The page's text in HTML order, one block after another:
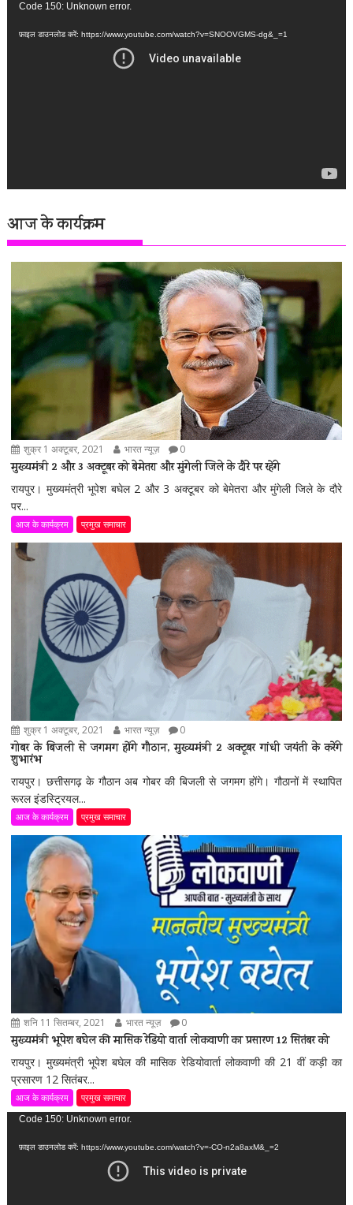
वीडियो
Code 150: Unknown error.
फ़ाइल डाउनलोड करें: https://www.youtube.com/watch?v=SNOOVGMS-dg&_=1
आज के कार्यक्रम
शुक्र 1 अक्टूबर, 2021 भारत न्यूज़ 0
मुख्यमंत्री 2 और 3 अक्टूबर को बेमेतरा और मुंगेली जिले के दौरे पर रहेंगे
रायपुर। मुख्यमंत्री भूपेश बघेल 2 और 3 अक्टूबर को बेमेतरा और मुंगेली जिले के दौरे
पर...
आज के कार्यक्रम प्रमुख समाचार
शुक्र 1 अक्टूबर, 2021 भारत न्यूज़ 0
गोबर के बिजली से जगमग होंगे गौठान, मुख्यमंत्री 2 अक्टूबर गांधी जयंती के करेंगे
शुभारंभ
रायपुर। छत्तीसगढ़ के गौठान अब गोबर की बिजली से जगमग होंगे। गौठानों में स्थापित
रूरल इंडस्ट्रियल...
आज के कार्यक्रम प्रमुख समाचार
शनि 11 सितम्बर, 2021 भारत न्यूज़ 0
मुख्यमंत्री भूपेश बघेल की मासिक रेडियो वार्ता लोकवाणी का प्रसारण 12 सितंबर को
रायपुर। मुख्यमंत्री भूपेश बघेल की मासिक रेडियोवार्ता लोकवाणी की 21 वीं कड़ी का
प्रसारण 12 सितंबर...
आज के कार्यक्रम प्रमुख समाचार
वीडियो
Code 150: Unknown error.
फ़ाइल डाउनलोड करें: https://www.youtube.com/watch?v=-CO-n2a8axM&_=2